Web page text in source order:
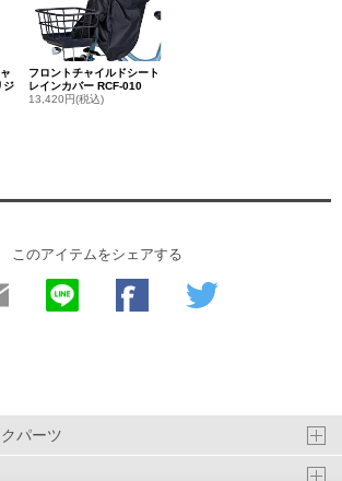
ジ
フロントチャイルドシート
レインカバー RCF-010
13,420円(税込)
このアイテムをシェアする
パーツ